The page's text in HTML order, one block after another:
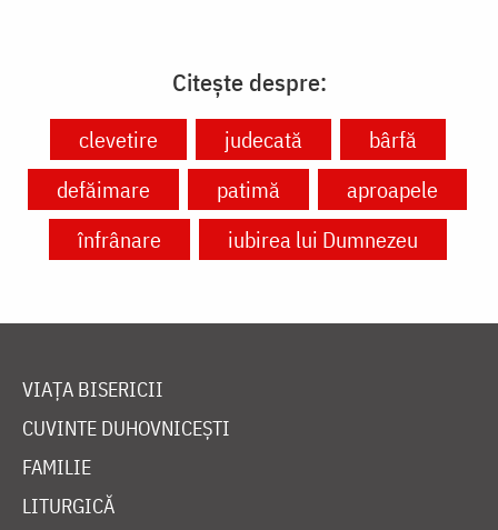
Citește despre:
clevetire judecată
bârfă
defăimare
patimă
aproapele
înfrânare
iubirea lui Dumnezeu
VIAȚA BISERICII
CUVINTE DUHOVNICEȘTI
FAMILIE
LITURGICĂ